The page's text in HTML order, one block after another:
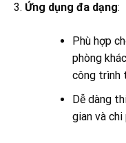
Ứng dụng đa dạng:
Phù hợp
phòng
công trình
Dễ dàng
gian và chi